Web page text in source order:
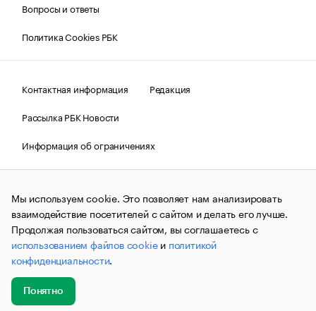
Вопросы и ответы
Политика Cookies РБК
Контактная информация
Редакция
Рассылка РБК Новости
Информация об ограничениях
Правовая информация
О соблюдении авторских прав
© АО «РОСБИЗНЕСКОНСАЛТИНГ»,1995–2026.Сообщения
и материалы информационного агентства «РБК»
(зарегистрировано Федеральной службой по надзору в сфере
связи, информационных технологий и массовых
коммуникаций (Роскомнадзор) 09.12.2015 за номером ИА
№ФС77-63848) сопровождаются пометкой «РБК». Отдельные
публикации могут содержать информацию,
не предназначенную для пользователей
до 18 лет.
Мы используем cookie. Это позволяет нам анализировать
взаимодействие посетителей с сайтом и делать его лучше.
Продолжая пользоваться сайтом, вы соглашаетесь с
использованием файлов cookieи политикой
конфиденциальности.
Понятно